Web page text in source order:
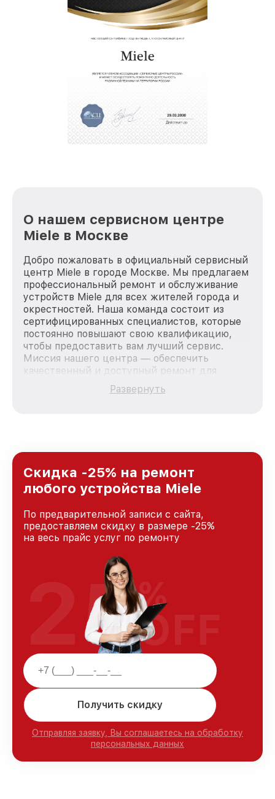
О нашем сервисном центре
Miele в Москве
Добро пожаловать в официальный сервисный
центр Miele в городе Москве. Мы предлагаем
профессиональный ремонт и обслуживание
устройств Miele для всех жителей города и
окрестностей. Наша команда состоит из
сертифицированных специалистов, которые
постоянно повышают свою квалификацию,
чтобы предоставить вам лучший сервис.
Миссия нашего центра — обеспечить
качественный и доступный ремонт для
каждого пользователя продукции Miele, вне
зависимости от сложности поломки. Мы
и лояльности наших клиентов.
Развернуть
Скидка -25% на ремонт
любого устройства Miele
По предварительной записи с сайта,
предоставляем скидку в размере -25%
на весь прайс услуг по ремонту
Получить скидку
Отправляя заявку, Вы соглашаетесь на обработку
персональных данных
25%
OFF